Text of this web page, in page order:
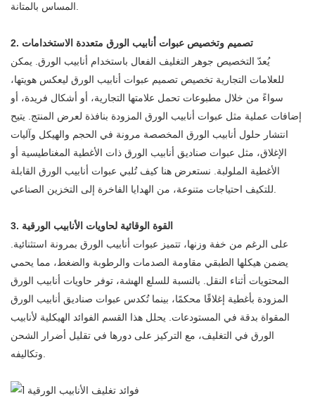
المساس بالمتانة.
2. تصميم وتخصيص عبوات أنابيب الورق متعددة الاستخدامات
يُعدّ التخصيص جوهر التغليف الفعال باستخدام أنابيب الورق. يمكن
للعلامات التجارية تخصيص تصميم عبوات أنابيب الورق ليعكس هويتها،
سواءً من خلال مطبوعات تحمل علامتها التجارية، أو أشكال فريدة، أو
إضافات عملية مثل عبوات أنابيب الورق المزودة بنافذة لعرض المنتج. يتيح
انتشار حلول أنابيب الورق المخصصة مرونة في الحجم والهيكل وآليات
الإغلاق، مثل عبوات صناديق أنابيب الورق ذات الأغطية المغناطيسية أو
الأغطية الملولبة. نستعرض هنا كيف تُلبي عبوات أنابيب الورق القابلة
للتكيف احتياجات متنوعة، من الهدايا الفاخرة إلى التخزين الصناعي.
3. القوة الوقائية لحاويات الأنابيب الورقية
على الرغم من خفة وزنها، تتميز عبوات أنابيب الورق بمرونة استثنائية.
يضمن هيكلها الطبقي مقاومة الصدمات والرطوبة والضغط، مما يحمي
المحتويات أثناء النقل. بالنسبة للسلع الهشة، توفر حاويات أنابيب الورق
المزودة بأغطية إغلاقًا محكمًا، بينما تُكدس عبوات صناديق أنابيب الورق
المقواة بدقة في المستودعات. يحلل هذا القسم الفوائد الهيكلية لأنابيب
الورق في التغليف، مع التركيز على دورها في تقليل أضرار الشحن
وتكاليفه.